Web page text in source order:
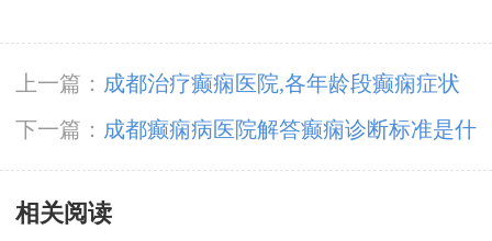
上一篇： 成都治疗癫痫医院,各年龄段癫痫症状
有何不同?
下一篇： 成都癫痫病医院解答癫痫诊断标准是什
么呢?
相关阅读